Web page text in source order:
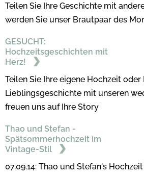
Teilen Sie Ihre Geschichte mit
werden Sie unser Brautpaar des
GESUCHT:
Hochzeitsgeschichten mit
Herz!
Teilen Sie Ihre eigene Hochzeit oder
Lieblingsgeschichte mit unseren
freuen uns auf Ihre Story
Thao und Stefan -
Spätsommerhochzeit im
Vintage-Stil
07.09.14: Thao und Stefan's